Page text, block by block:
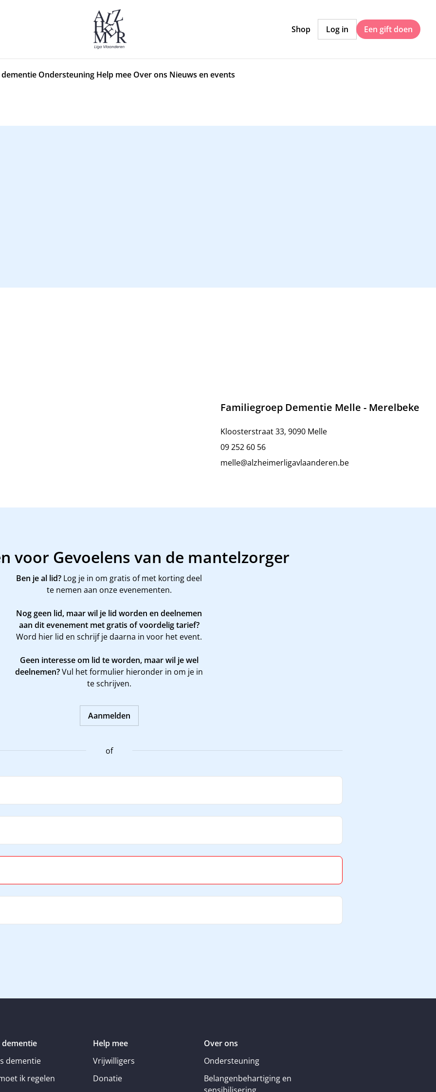
Shop Log in Een gift doen
Ondersteuning Help mee Over ons Nieuws en events
Familiegroep Dementie Melle - Merelbeke
Kloosterstraat 33, 9090 Melle
09 252 60 56
melle@alzheimerligavlaanderen.be
voor Gevoelens van de mantelzorger
Ben je al lid? Log je in om gratis of met korting deel
te nemen aan onze evenementen.
Nog geen lid, maar wil je lid worden en deelnemen
aan dit evenement met gratis of voordelig tarief?
Word hier lid en schrijf je daarna in voor het event.
Geen interesse om lid te worden, maar wil je wel
deelnemen?Vul het formulier hieronder in om je in
te schrijven.
Aanmelden
of
dementie
dementie
ik regelen
Help mee
Vrijwilligers
Donatie
Over ons
Ondersteuning
Belangenbehartiging en
sensibilisering